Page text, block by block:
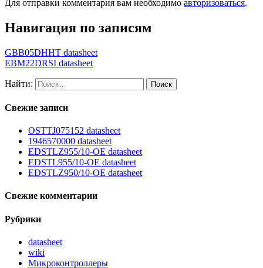
Для отправки комментария вам необходимо авторизоваться.
Навигация по записям
GBB05DHHT datasheet
EBM22DRSI datasheet
Найти:
Свежие записи
OSTTJ075152 datasheet
1946570000 datasheet
EDSTLZ955/10-OE datasheet
EDSTL955/10-OE datasheet
EDSTLZ950/10-OE datasheet
Свежие комментарии
Рубрики
datasheet
wiki
Микроконтроллеры